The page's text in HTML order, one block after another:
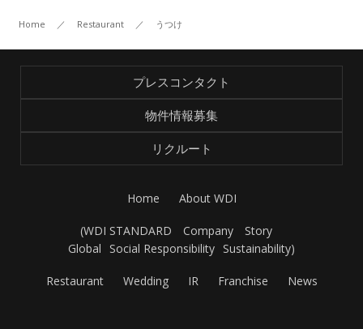
Home ／ Restaurant ／ うつけ
プレスコンタクト
物件情報募集
リクルート
Home About WDI
(WDI STANDARD Company
Story
Global Social Responsibility Sustainability)
Restaurant Wedding IR Franchise News